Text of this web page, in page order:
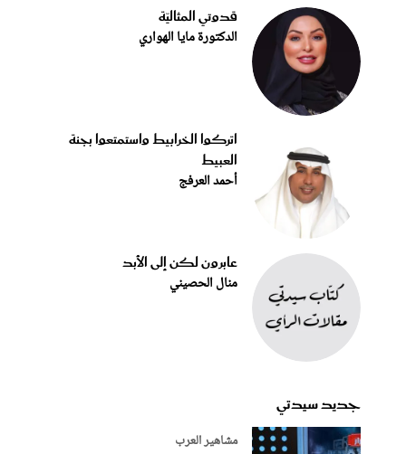
قدوتي المثاليّة
الدكتورة مايا الهواري
اتركوا الخرابيط واستمتعوا بجنة
العبيط
أحمد العرفج
عابرون لكن إلى الأبد
منال الحصيني
جديد سيدتي
مشاهير العرب